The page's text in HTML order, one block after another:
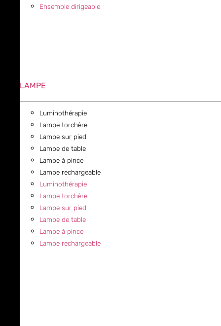
Ensemble dirigeable
LAMPE
Luminothérapie
Lampe torchère
Lampe sur pied
Lampe de table
Lampe à pince
Lampe rechargeable
Luminothérapie
Lampe torchère
Lampe sur pied
Lampe de table
Lampe à pince
Lampe rechargeable